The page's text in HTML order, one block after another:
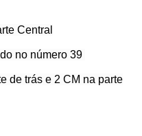
Central
no número 39
de trás e 2 CM na parte